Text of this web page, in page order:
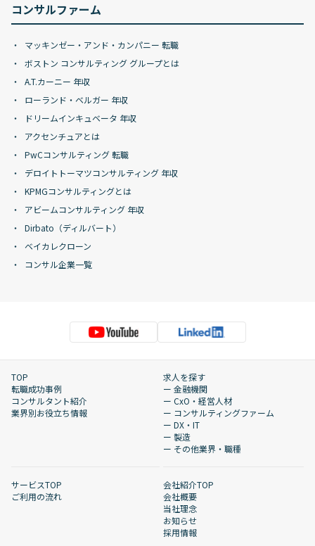
コンサルファーム
マッキンゼー・アンド・カンパニー 転職
ボストン コンサルティング グループとは
A.T.カーニー 年収
ローランド・ベルガー 年収
ドリームインキュベータ 年収
アクセンチュアとは
PwCコンサルティング 転職
デロイトトーマツコンサルティング 年収
KPMGコンサルティングとは
アビームコンサルティング 年収
Dirbato（ディルバート）
ベイカレクローン
コンサル企業一覧
TOP
転職成功事例
コンサルタント紹介
業界別お役立ち情報
求人を探す
ー 金融機関
ー CxO・経営人材
ー コンサルティングファーム
ー DX・IT
ー 製造
ー その他業界・職種
サービスTOP
ご利用の流れ
会社紹介TOP
会社概要
当社理念
お知らせ
採用情報